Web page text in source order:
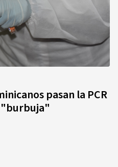
pasan la PCR
"burbuja"